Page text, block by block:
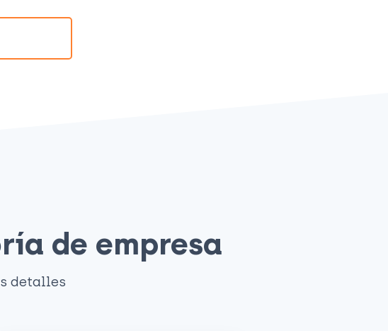
de empresa
detalles